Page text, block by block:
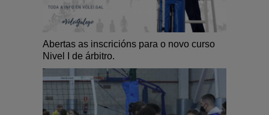
Abertas as inscricións para o novo curso
Nivel I de árbitro.